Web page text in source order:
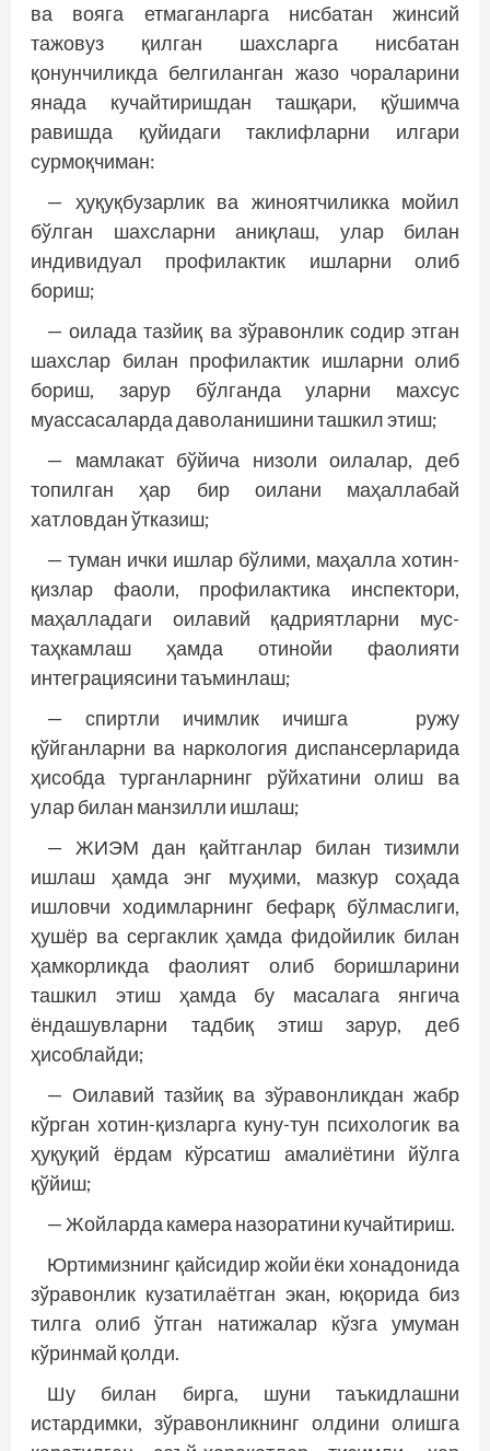
ва вояга етмаганларга нисбатан жинсий
тажовуз қилган шахсларга нисбатан
қонунчиликда белгиланган жазо чораларини
янада кучайтиришдан ташқари, қўшимча
равишда қу­йидаги таклифларни илгари
сурмоқчиман:
— ҳуқуқбузарлик ва жиноятчиликка мойил
бўлган шахсларни аниқлаш, улар билан
индивидуал профилактик ишларни олиб
бориш;
— оилада тазйиқ ва зўравонлик содир этган
шахслар билан профилактик ишларни олиб
бориш, зарур бўлганда уларни махсус
муассасаларда даволанишини ташкил этиш;
— мамлакат бўйича низоли оилалар, деб
топилган ҳар бир оилани маҳаллабай
хатловдан ўтказиш;
— туман ички ишлар бўлими, маҳалла хотин-
қизлар фаоли, профилактика инспектори,
маҳалладаги оилавий қадриятларни мус­
таҳкамлаш ҳамда отинойи фаолияти
интеграциясини таъминлаш;
— спиртли ичимлик ичишга ружу
қўйганларни ва наркология диспансерларида
ҳисобда турганларнинг рўйхатини олиш ва
улар билан манзилли ишлаш;
— ЖИЭМ дан қайтганлар билан тизимли
ишлаш ҳамда энг муҳими, мазкур соҳада
ишловчи ходимларнинг бефарқ бўлмаслиги,
ҳушёр ва сергаклик ҳамда фидойилик билан
ҳамкорликда фаолият олиб боришларини
ташкил этиш ҳамда бу масалага янгича
ёндашувларни тадбиқ этиш зарур, деб
ҳисоблайди;
— Оилавий тазйиқ ва зўравонликдан жабр
кўрган хотин-қизларга куну-тун психологик ва
ҳуқуқий ёрдам кўрсатиш амалиётини йўлга
қўйиш;
— Жойларда камера назоратини кучайтириш.
Юртимизнинг қайсидир жойи ёки хонадонида
зўравонлик кузатилаётган экан, юқорида биз
тилга олиб ўтган натижалар кўзга умуман
кўринмай қолди.
Шу билан бирга, шуни таъкидлашни
истардимки, зўравонликнинг олдини олишга